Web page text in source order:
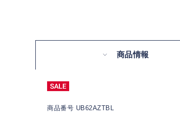
商品情報
商品番号 UB62AZTBL